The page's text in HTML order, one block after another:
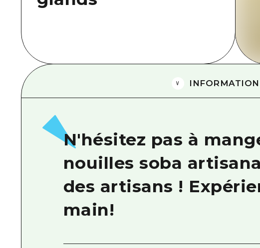
INFORMATION
N'hésitez pas à
nouilles soba
des artisans !
main!